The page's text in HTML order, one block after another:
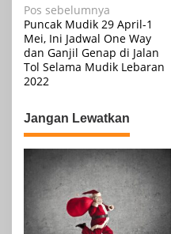
Navigasi
pos
Pos sebelumnya
Puncak Mudik 29 April-1
Mei, Ini Jadwal One Way
dan Ganjil Genap di Jalan
Tol Selama Mudik Lebaran
2022
Jangan Lewatkan